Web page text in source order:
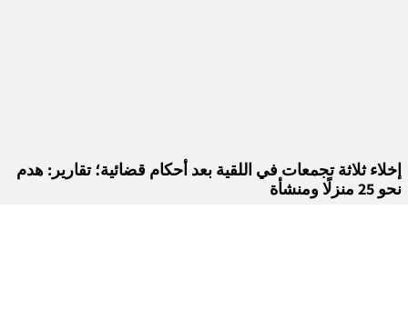
إخلاء ثلاثة تجمعات في اللقية بعد أحكام قضائية؛ تقارير: هدم
نحو 25 منزلًا ومنشأة